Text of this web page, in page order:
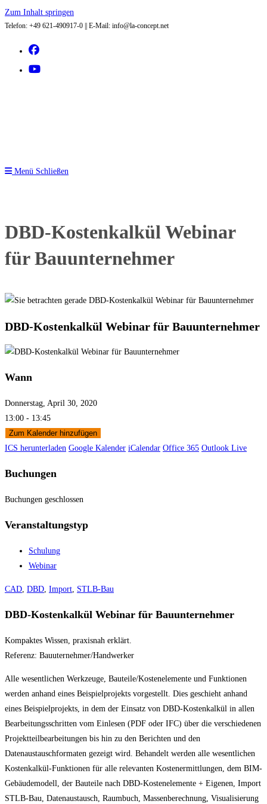
Zum Inhalt springen
Telefon: +49 621-490917-0 || E-Mail: info@la-concept.net
Menü Schließen
DBD-Kostenkalkül Webinar
für Bauunternehmer
DBD-Kostenkalkül Webinar für Bauunternehmer
Wann
Donnerstag, April 30, 2020
13:00 - 13:45
Zum Kalender hinzufügen
ICS herunterladen Google Kalender iCalendar Office 365 Outlook Live
Buchungen
Buchungen geschlossen
Veranstaltungstyp
Schulung
Webinar
CAD, DBD, Import, STLB-Bau
DBD-Kostenkalkül Webinar für Bauunternehmer
Kompaktes Wissen, praxisnah erklärt.
Referenz: Bauuternehmer/Handwerker
Alle wesentlichen Werkzeuge, Bauteile/Kostenelemente und Funktionen
werden anhand eines Beispielprojekts vorgestellt. Dies geschieht anhand
eines Beispielprojekts, in dem der Einsatz von DBD-Kostenkalkül in allen
Bearbeitungsschritten vom Einlesen (PDF oder IFC) über die verschiedenen
Projektteilbearbeitungen bis hin zu den Berichten und den
Datenaustauschformaten gezeigt wird. Behandelt werden alle wesentlichen
Kostenkalkül-Funktionen für alle relevanten Kostenermittlungen, dem BIM-
Gebäudemodell, der Bauteile nach DBD-Kostenelemente + Eigenen, Import
STLB-Bau, Datenaustausch, Raumbuch, Massenberechnung, Visualisierung